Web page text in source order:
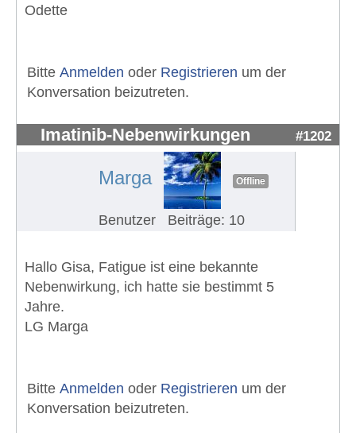
Odette
Bitte Anmelden oder Registrieren um der
Konversation beizutreten.
Imatinib-Nebenwirkungen #1202
Marga Offline
Benutzer Beiträge: 10
Hallo Gisa, Fatigue ist eine bekannte
Nebenwirkung, ich hatte sie bestimmt 5
Jahre.
LG Marga
Bitte Anmelden oder Registrieren um der
Konversation beizutreten.